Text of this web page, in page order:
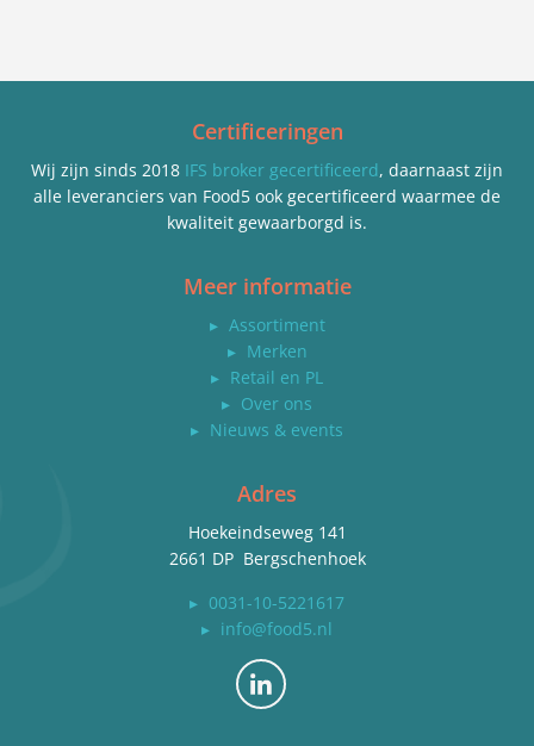
Certificeringen
Wij zijn sinds 2018 IFS broker gecertificeerd, daarnaast zijn
alle leveranciers van Food5 ook gecertificeerd waarmee de
kwaliteit gewaarborgd is.
Meer informatie
▸ Assortiment
▸ Merken
▸ Retail en PL
▸ Over ons
▸ Nieuws & events
Adres
Hoekeindseweg 141
2661 DP Bergschenhoek
▸ 0031-10-5221617
▸ info@food5.nl
Bekijk ons op LinkedIn